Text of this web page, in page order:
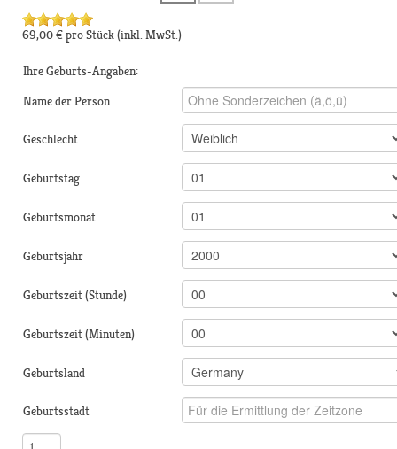
69,00 €pro Stück(inkl. MwSt.)
Ihre Geburts-Angaben:
Name der Person
Geschlecht
Geburtstag
Geburtsmonat
Geburtsjahr
Geburtszeit (Stunde)
Geburtszeit (Minuten)
Geburtsland
Geburtsstadt